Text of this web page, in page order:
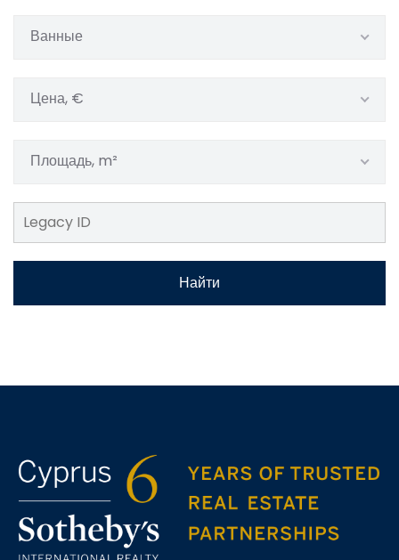
Ванные
Цена, €
Площадь, m²
Найти